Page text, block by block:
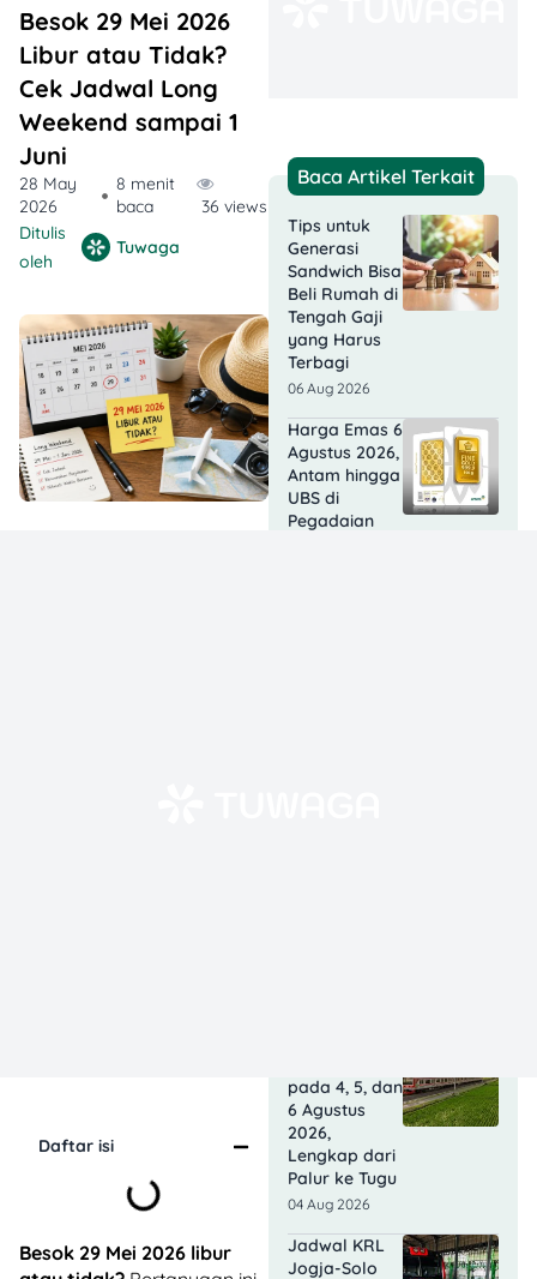
Besok 29 Mei 2026
Libur atau Tidak?
Cek Jadwal Long
Weekend sampai 1
Juni
28 May
2026
8 menit
baca
36 views
Ditulis
oleh
Tuwaga
Daftar isi
Besok 29 Mei 2026 libur
Baca Artikel Terkait
Tips untuk
Generasi
Sandwich Bisa
Beli Rumah di
Tengah Gaji
yang Harus
Terbagi
06 Aug 2026
Harga Emas 6
Agustus 2026,
Antam hingga
UBS di
Pegadaian
pada 4, 5, dan
6 Agustus
2026,
Lengkap dari
Palur ke Tugu
04 Aug 2026
Jadwal KRL
Jogja-Solo